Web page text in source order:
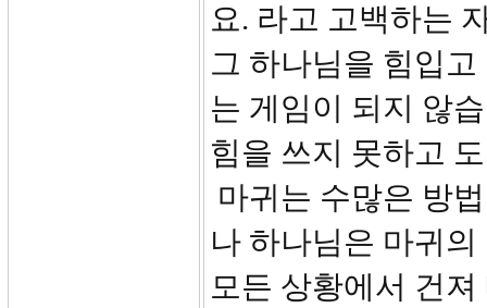
요. 라고 고백하는
그 하나님을 힘입
는 게임이 되지 않
힘을 쓰지 못하고
마귀는 수많은 방
나 하나님은 마귀
모든 상황에서 건